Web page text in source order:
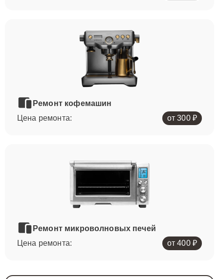
Ремонт кофемашин
Цена ремонта:
от 300 ₽
Ремонт микроволновых печей
Цена ремонта:
от 400 ₽